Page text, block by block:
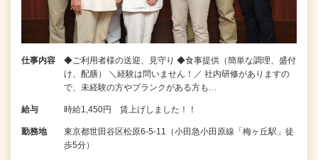
仕事内容
◆ご利用者様の送迎、見守り ◆食事提供（簡単な調理、盛付
け、配膳） ＼経験は問いません！／ 社内研修がありますの
で、未経験の方やブランクがある方も…
給与 時給1,450円 賃上げしました！！
勤務地
東京都世田谷区松原6-5-11（小田急小田原線「梅ヶ丘駅」徒
歩5分）